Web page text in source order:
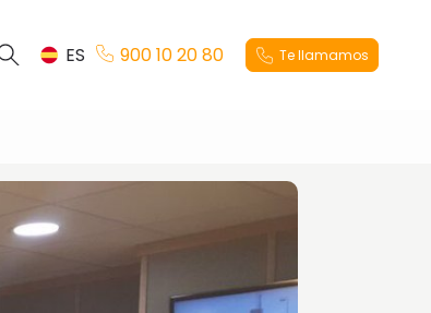
ES 900 10 20 80 Te llamamos